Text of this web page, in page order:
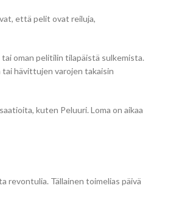
että pelit ovat reiluja,
oman pelitilin tilapäistä sulkemista.
tai hävittujen varojen takaisin
kuten Peluuri. Loma on aikaa
revontulia. Tällainen toimelias päivä